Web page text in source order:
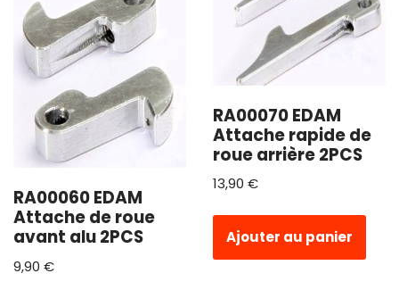
RA00060 EDAM
Attache de roue
avant alu 2PCS
9,90 €
RA00070 EDAM
Attache rapide de
roue arrière 2PCS
13,90 €
Ajouter au panier